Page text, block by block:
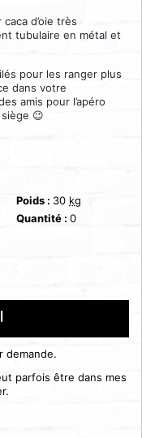
d’oie très
tubulaire en métal et
pour les ranger plus
dans votre
amis pour l’apéro
😉
Poids : 30 kg
Quantité :0
demande.
parfois être dans mes